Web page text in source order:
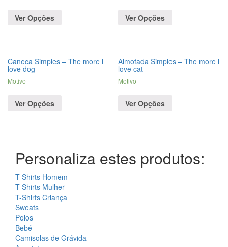
Ver Opções Ver Opções
Caneca Simples – The more i
love dog
Motivo
Ver Opções
Almofada Simples – The more i
love cat
Motivo
Ver Opções
Personaliza estes produtos:
T-Shirts Homem
T-Shirts Mulher
T-Shirts Criança
Sweats
Polos
Bebé
Camisolas de Grávida